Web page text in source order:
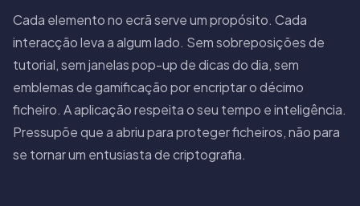
Cada elemento no ecrã serve um propósito. Cada
interacção leva a algum lado. Sem sobreposições de
tutorial, sem janelas pop-up de dicas do dia, sem
emblemas de gamificação por encriptar o décimo
ficheiro. A aplicação respeita o seu tempo e inteligência.
Pressupõe que a abriu para proteger ficheiros, não para
se tornar um entusiasta de criptografia.